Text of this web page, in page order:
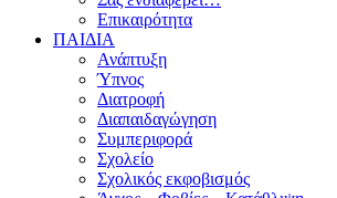
Επικαιρότητα
ΠΑΙΔΙΑ
Ανάπτυξη
Ύπνος
Διατροφή
Διαπαιδαγώγηση
Συμπεριφορά
Σχολείο
Σχολικός εκφοβισμός